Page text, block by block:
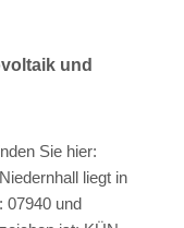
und
Sie hier:
liegt in
07940 und